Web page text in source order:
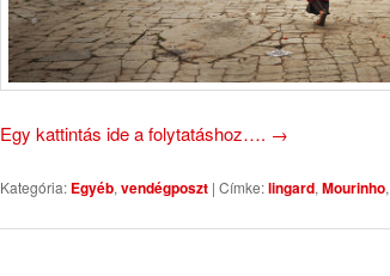
Egy kattintás ide a folytatáshoz…. →
Kategória: Egyéb, vendégposzt | Címke:lingard, Mourinho,